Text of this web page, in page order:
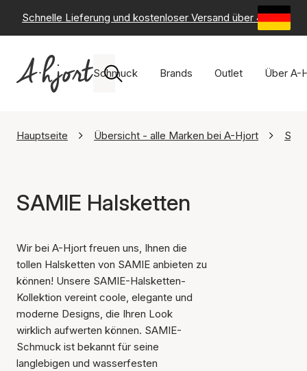
Schnelle Lieferung und kostenloser Versand über 49 € -
Schmuck Brands Outlet Über A-
Hauptseite Übersicht - alle Marken bei A-Hjort
SAMIE Halsketten
Wir bei A-Hjort freuen uns, Ihnen die
tollen Halsketten von SAMIE anbieten zu
können! Unsere SAMIE-Halsketten-
Kollektion vereint coole, elegante und
moderne Designs, die Ihren Look
wirklich aufwerten können. SAMIE-
Schmuck ist bekannt für seine
langlebigen und wasserfesten